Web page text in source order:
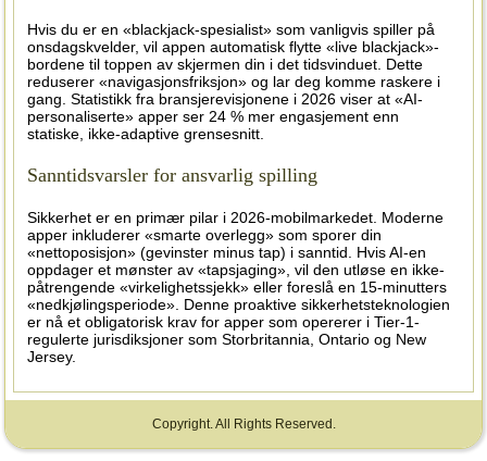
Hvis du er en «blackjack-spesialist» som vanligvis spiller på
onsdagskvelder, vil appen automatisk flytte «live blackjack»-
bordene til toppen av skjermen din i det tidsvinduet. Dette
reduserer «navigasjonsfriksjon» og lar deg komme raskere i
gang. Statistikk fra bransjerevisjonene i 2026 viser at «AI-
personaliserte» apper ser 24 % mer engasjement enn
statiske, ikke-adaptive grensesnitt.
Sanntidsvarsler for ansvarlig spilling
Sikkerhet er en primær pilar i 2026-mobilmarkedet. Moderne
apper inkluderer «smarte overlegg» som sporer din
«nettoposisjon» (gevinster minus tap) i sanntid. Hvis AI-en
oppdager et mønster av «tapsjaging», vil den utløse en ikke-
påtrengende «virkelighetssjekk» eller foreslå en 15-minutters
«nedkjølingsperiode». Denne proaktive sikkerhetsteknologien
er nå et obligatorisk krav for apper som opererer i Tier-1-
regulerte jurisdiksjoner som Storbritannia, Ontario og New
Jersey.
Copyright. All Rights Reserved.